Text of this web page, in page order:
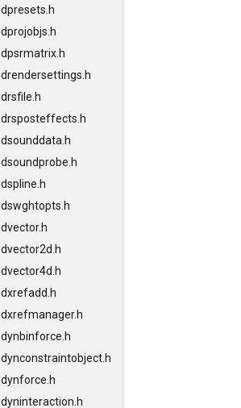
dpresets.h
dprojobjs.h
dpsrmatrix.h
drendersettings.h
drsfile.h
drsposteffects.h
dsounddata.h
dsoundprobe.h
dspline.h
dswghtopts.h
dvector.h
dvector2d.h
dvector4d.h
dxrefadd.h
dxrefmanager.h
dynbinforce.h
dynconstraintobject.h
dynforce.h
dyninteraction.h